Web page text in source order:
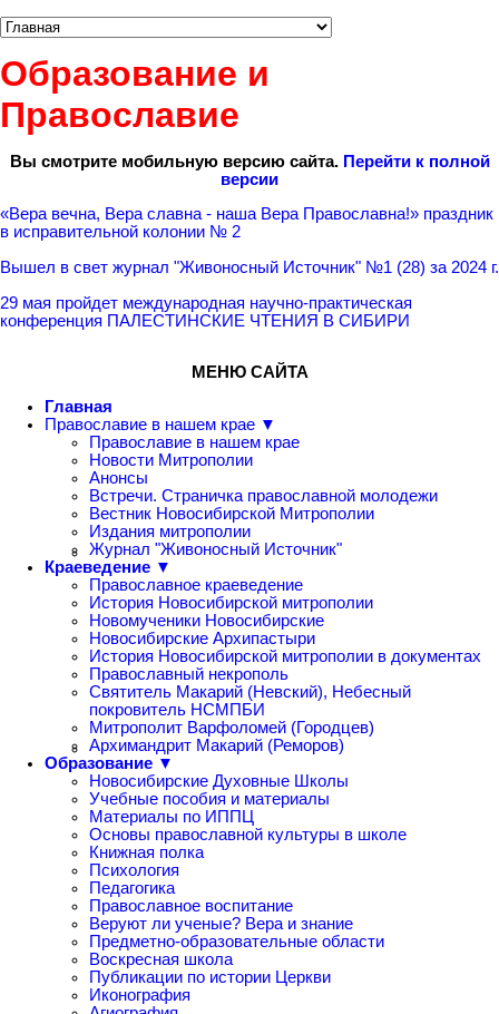
Образование и
Православие
Вы смотрите мобильную версию сайта. Перейти к полной
версии
«Вера вечна, Вера славна - наша Вера Православна!» праздник
в исправительной колонии № 2
Вышел в свет журнал "Живоносный Источник" №1 (28) за 2024 г.
29 мая пройдет международная научно-практическая
конференция ПАЛЕСТИНСКИЕ ЧТЕНИЯ В СИБИРИ
МЕНЮ САЙТА
Главная
Православие в нашем крае ▼
Православие в нашем крае
Новости Митрополии
Анонсы
Встречи. Страничка православной молодежи
Вестник Новосибирской Митрополии
Издания митрополии
Журнал "Живоносный Источник"
Краеведение ▼
Православное краеведение
История Новосибирской митрополии
Новомученики Новосибирские
Новосибирские Архипастыри
История Новосибирской митрополии в документах
Православный некрополь
Святитель Макарий (Невский), Небесный
покровитель НСМПБИ
Митрополит Варфоломей (Городцев)
Архимандрит Макарий (Реморов)
Образование ▼
Новосибирские Духовные Школы
Учебные пособия и материалы
Материалы по ИППЦ
Основы православной культуры в школе
Книжная полка
Психология
Педагогика
Православное воспитание
Веруют ли ученые? Вера и знание
Предметно-образовательные области
Воскресная школа
Публикации по истории Церкви
Иконография